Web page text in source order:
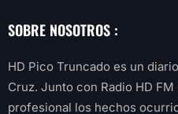
SOBRE NOSOTROS :
HD Pico Truncado es un
Cruz. Junto con Radio HD
profesional los hechos